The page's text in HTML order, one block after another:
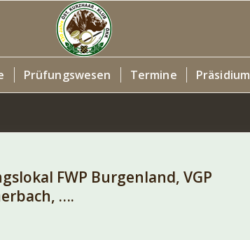
Prüfungswesen Termine Präsidium
FWP Burgenland, VGP
….